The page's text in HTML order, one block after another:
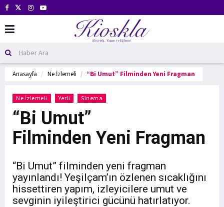
Anasayfa Ne İzlemeli “Bi Umut” Filminden Yeni Fragman
Ne İzlemeli Yerli Sinema
“Bi Umut”
Filminden Yeni Fragman
“Bi Umut” filminden yeni fragman
yayınlandı! Yeşilçam’ın özlenen sıcaklığını
hissettiren yapım, izleyicilere umut ve
sevginin iyileştirici gücünü hatırlatıyor.